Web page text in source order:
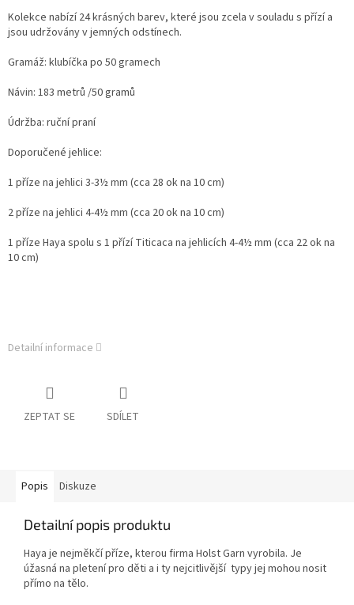
Kolekce nabízí 24 krásných barev, které jsou zcela v souladu s přízí a
jsou udržovány v jemných odstínech.
Gramáž: klubíčka po 50 gramech
Návin: 183 metrů /50 gramů
Údržba: ruční praní
Doporučené jehlice:
1 příze na jehlici 3-3½ mm (cca 28 ok na 10 cm)
2 příze na jehlici 4-4½ mm (cca 20 ok na 10 cm)
1 příze Haya spolu s 1 přízí Titicaca na jehlicích 4-4½ mm (cca 22 ok na
10 cm)
Detailní informace
ZEPTAT SE SDÍLET
Popis Diskuze
Detailní popis produktu
Haya je nejměkčí příze, kterou firma Holst Garn vyrobila. Je
úžasná na pletení pro děti a i ty nejcitlivější typy jej mohou nosit
přímo na tělo.